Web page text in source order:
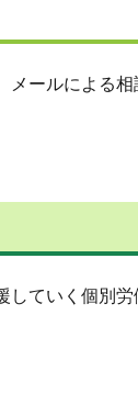
メールによる
していく個別